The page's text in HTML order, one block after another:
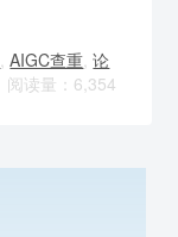
,AIGC查重,论
阅读量：6,354